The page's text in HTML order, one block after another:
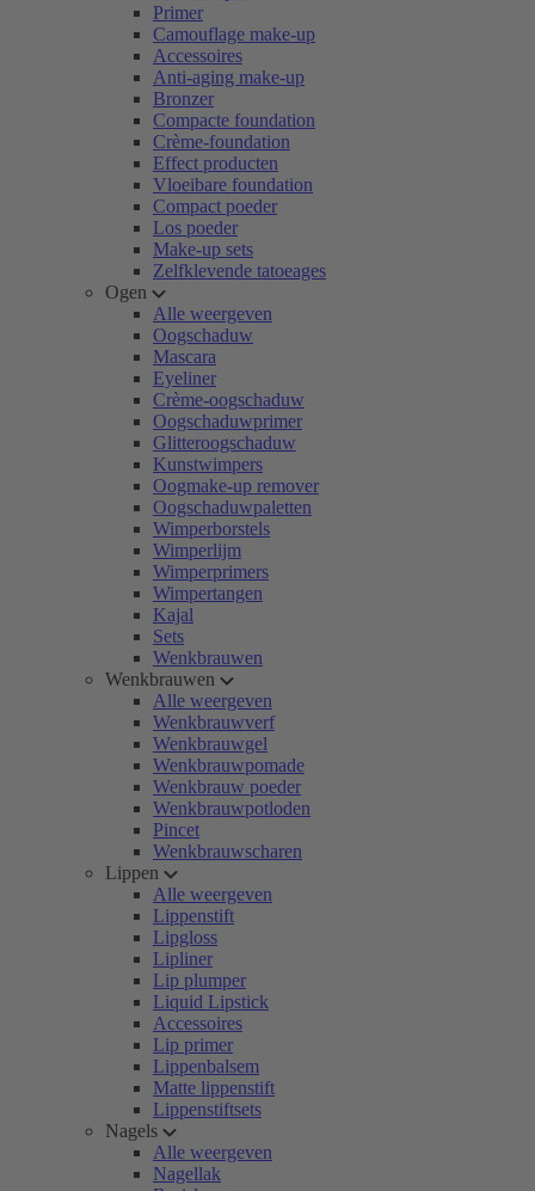
Primer
Camouflage make-up
Accessoires
Anti-aging make-up
Bronzer
Compacte foundation
Crème-foundation
Effect producten
Vloeibare foundation
Compact poeder
Los poeder
Make-up sets
Zelfklevende tatoeages
Ogen
Alle weergeven
Oogschaduw
Mascara
Eyeliner
Crème-oogschaduw
Oogschaduwprimer
Glitteroogschaduw
Kunstwimpers
Oogmake-up remover
Oogschaduwpaletten
Wimperborstels
Wimperlijm
Wimperprimers
Wimpertangen
Kajal
Sets
Wenkbrauwen
Wenkbrauwen
Alle weergeven
Wenkbrauwverf
Wenkbrauwgel
Wenkbrauwpomade
Wenkbrauw poeder
Wenkbrauwpotloden
Pincet
Wenkbrauwscharen
Lippen
Alle weergeven
Lippenstift
Lipgloss
Lipliner
Lip plumper
Liquid Lipstick
Accessoires
Lip primer
Lippenbalsem
Matte lippenstift
Lippenstiftsets
Nagels
Alle weergeven
Nagellak